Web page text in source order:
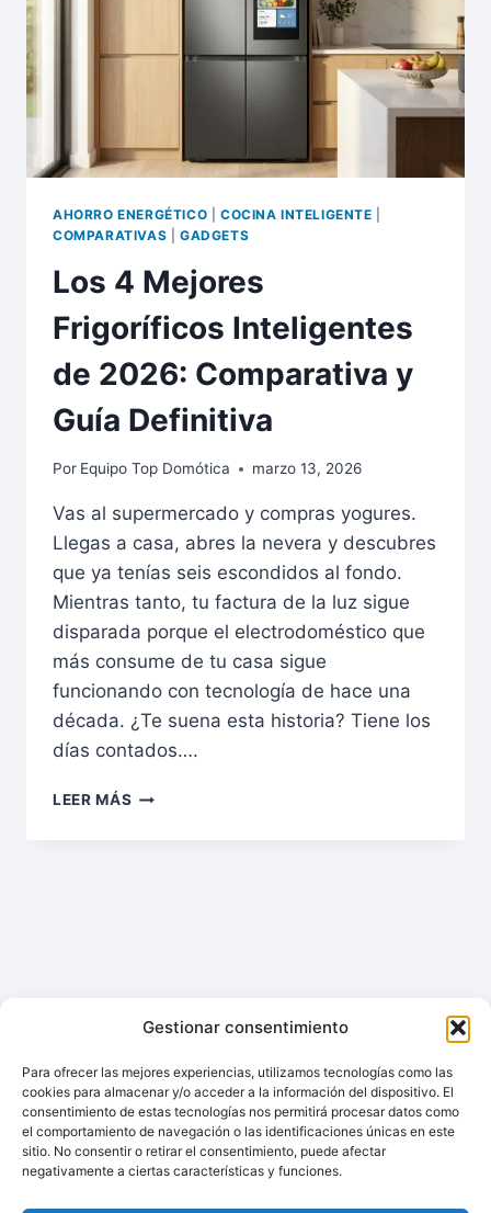
Gestionar consentimiento
Para ofrecer las mejores experiencias, utilizamos tecnologías como las
cookies para almacenar y/o acceder a la información del dispositivo. El
consentimiento de estas tecnologías nos permitirá procesar datos como
el comportamiento de navegación o las identificaciones únicas en este
sitio. No consentir o retirar el consentimiento, puede afectar
negativamente a ciertas características y funciones.
AHORRO ENERGÉTICO COCINA INTELIGENTE
COMPARATIVAS
GADGETS
Los 4 Mejores
Frigoríficos Inteligentes
de 2026: Comparativa y
Guía Definitiva
Por Equipo Top Domótica marzo 13, 2026
Vas al supermercado y compras yogures.
Llegas a casa, abres la nevera y descubres
que ya tenías seis escondidos al fondo.
Mientras tanto, tu factura de la luz sigue
disparada porque el electrodoméstico que
más consume de tu casa sigue
funcionando con tecnología de hace una
década. ¿Te suena esta historia? Tiene los
días contados….
LEER MÁS LOS
DEFINITIVA
© 2026 topdomoticafacil.com